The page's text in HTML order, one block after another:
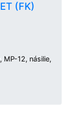
(FK)
MP-12, násilie,